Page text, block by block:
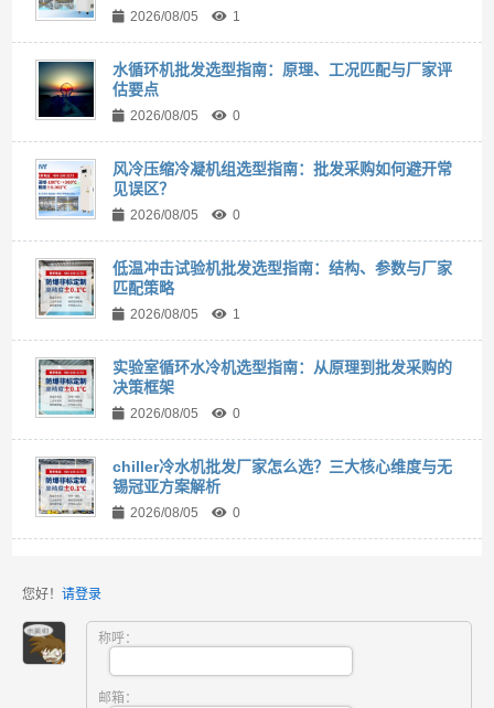
2026/08/05 1
水循环机批发选型指南：原理、工况匹配与厂家评
估要点
2026/08/05 0
风冷压缩冷凝机组选型指南：批发采购如何避开常
见误区？
2026/08/05 0
低温冲击试验机批发选型指南：结构、参数与厂家
匹配策略
2026/08/05 1
实验室循环水冷机选型指南：从原理到批发采购的
决策框架
2026/08/05 0
chiller冷水机批发厂家怎么选？三大核心维度与无
锡冠亚方案解析
2026/08/05 0
您好！ 请登录
称呼：
邮箱：